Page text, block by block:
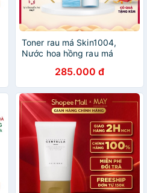
Toner rau má Skin1004,
Nước hoa hồng rau má
Madagascar Hyalu - Cica
Brightening Toner Skin1004
210ml
285.000 đ